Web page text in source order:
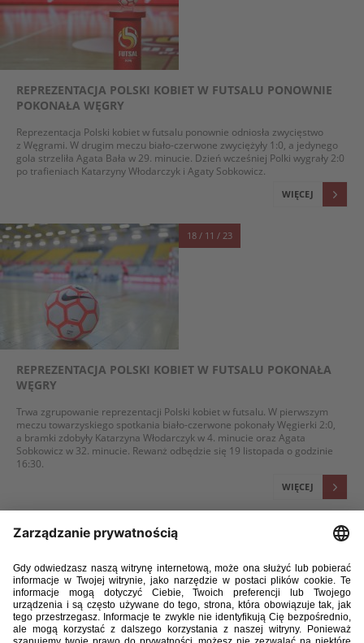
REPREZENTACJA POLSKI KOBIET W FUTSALU PONOWNIE
POKONAŁA WĘGRY
Reprezentacja Polski kobiet w futsalu ponownie odniosła zwycięstwo
z Węgrami. W drugim meczu biało-czerwone zwyciężyły 1:0, a jedynego
gola strzeliła Agata Bała w 29. minucie. Dzień wcześniej Polki wygrały 2:0
po trafieniach Katarzyny Włodarczyk i Agaty Sobkowicz.
WIĘCEJ
18 / 11 / 23
REPREZENTACJA POLSKI KOBIET W FUTSALU POKONAŁA
WĘGRY
Trwa zgrupowanie reprezentacji Polski kobiet w futsalu. W pierwszym
meczu towarzyskiego spotkania biało-czerwone pokonały Węgierki 2:0,
a bramki zdobyły Katarzyna Włodarczyk w 4. minucie oraz Agata
Sobkowicz w 32. minucie. Rewanż odbędzie się 19 listopada o godzinie
16:30.
WIĘCEJ